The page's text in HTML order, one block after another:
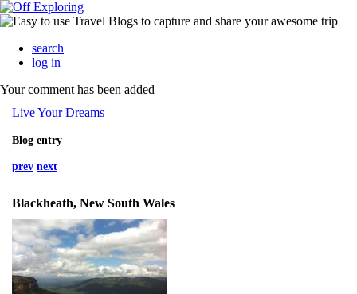
search
log in
Your comment has been added
Live Your Dreams
Blog entry
prev next
Blackheath, New South Wales